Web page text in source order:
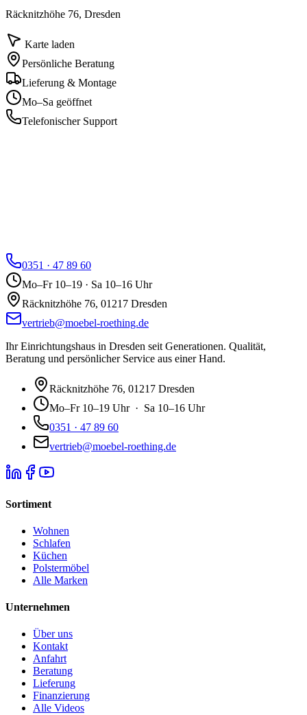
Räcknitzhöhe 76, Dresden
Karte laden
Persönliche Beratung
Lieferung & Montage
Mo–Sa geöffnet
Telefonischer Support
0351 · 47 89 60
Mo–Fr 10–19 · Sa 10–16 Uhr
Räcknitzhöhe 76, 01217 Dresden
vertrieb@moebel-roething.de
Ihr Einrichtungshaus in Dresden seit Generationen. Qualität,
Beratung und persönlicher Service aus einer Hand.
Räcknitzhöhe 76, 01217 Dresden
Mo–Fr 10–19 Uhr · Sa 10–16 Uhr
0351 · 47 89 60
vertrieb@moebel-roething.de
Sortiment
Wohnen
Schlafen
Küchen
Polstermöbel
Alle Marken
Unternehmen
Über uns
Kontakt
Anfahrt
Beratung
Lieferung
Finanzierung
Alle Videos